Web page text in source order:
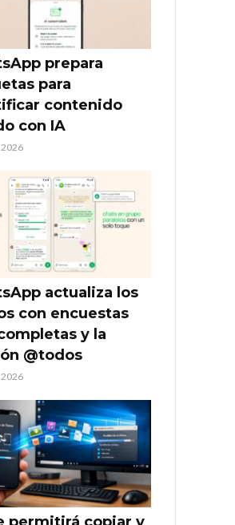
prepara
para
contenido
con IA
2026
actualiza los
con encuestas
y la
@todos
2026